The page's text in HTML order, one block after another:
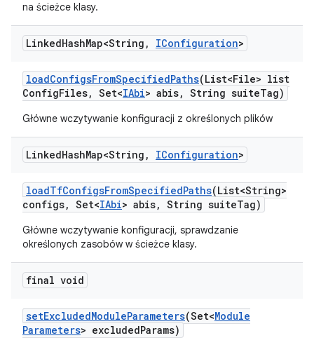
na ścieżce klasy.
LinkedHashMap<String , IConfiguration>
loadConfigsFromSpecifiedPaths(List<File> list
ConfigFiles, Set<IAbi> abis, String suiteTag)
Główne wczytywanie konfiguracji z określonych plików
LinkedHashMap<String , IConfiguration>
loadTfConfigsFromSpecifiedPaths(List<String>
configs, Set<IAbi> abis, String suiteTag)
Główne wczytywanie konfiguracji, sprawdzanie
określonych zasobów w ścieżce klasy.
final void
setExcludedModuleParameters(Set<Module
Parameters> excludedParams)